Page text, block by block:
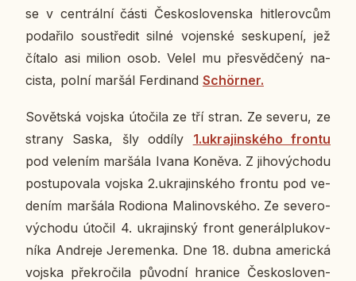
se v cen­t­rál­ní části Čes­ko­slo­ven­ska hit­le­rov­cům
po­da­ři­lo sou­stře­dit silné vo­jen­ské se­sku­pe­ní, jež
čítalo asi milion osob. Velel mu pře­svěd­če­ný na­
cis­ta, polní maršál Fer­di­nand Schör­ner.
So­vět­ská vojska úto­či­la ze tří stran. Ze severu, ze
strany Saska, šly oddíly 1.ukra­jin­ské­ho frontu
pod ve­le­ním mar­šá­la Ivana Koněva. Z ji­ho­vý­cho­du
po­stu­po­va­la vojska 2.ukra­jin­ské­ho frontu pod ve­
de­ním mar­šá­la Ro­di­o­na Ma­li­nov­ské­ho. Ze se­ve­ro­
vý­cho­du útočil 4. ukra­jin­ský front ge­ne­rál­plu­kov­
ní­ka An­dre­je Je­re­men­ka. Dne 18. dubna ame­ric­ká
vojska pře­kro­či­la pů­vod­ní hra­ni­ce Čes­ko­slo­ven­